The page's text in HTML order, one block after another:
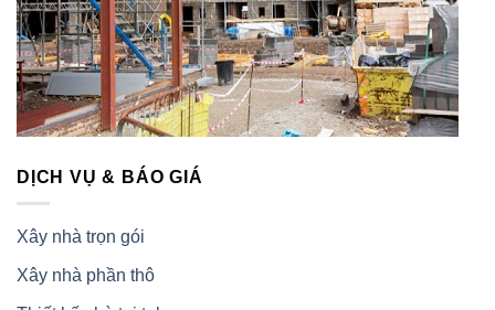
DỊCH VỤ & BÁO GIÁ
Xây nhà trọn gói
Xây nhà phần thô